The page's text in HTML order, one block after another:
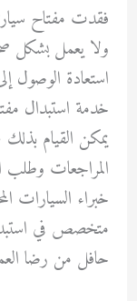
فقدت مفتاح
ولا يعمل بشكل
استعادة
خدمة استبدال
يمكن القيام
المراجعات وطلب
خبراء السيارات
متخصص في
حافل من رضا